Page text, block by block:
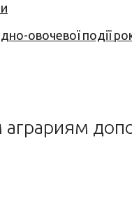
овочевої події
аграриям